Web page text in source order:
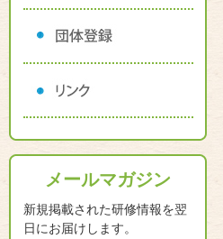
メールマガジン
新規掲載された研修情報を翌
日にお届けします。